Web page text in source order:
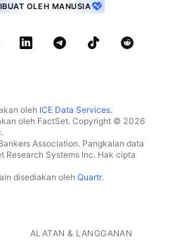
OLEH MANUSIA
oleh ICE Data Services.
oleh FactSet. Copyright © 2026
Association. Pangkalan data
Research Systems Inc. Hak cipta
disediakan oleh Quartr.
ALATAN & LANGGANAN